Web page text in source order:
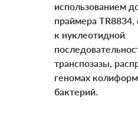
использованием
праймера
к нуклеотидной
транспозазы,
геномах
бактерий.